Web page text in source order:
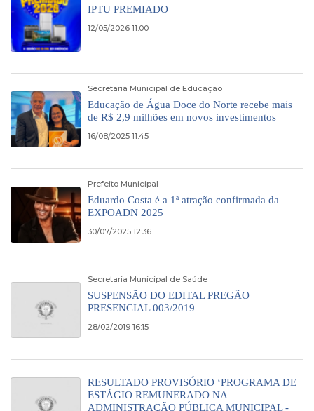
IPTU PREMIADO
12/05/2026 11:00
Secretaria Municipal de Educação
Educação de Água Doce do Norte recebe mais
de R$ 2,9 milhões em novos investimentos
16/08/2025 11:45
Prefeito Municipal
Eduardo Costa é a 1ª atração confirmada da
EXPOADN 2025
30/07/2025 12:36
Secretaria Municipal de Saúde
SUSPENSÃO DO EDITAL PREGÃO
PRESENCIAL 003/2019
28/02/2019 16:15
RESULTADO PROVISÓRIO ‘PROGRAMA DE
ESTÁGIO REMUNERADO NA
ADMINISTRAÇÃO PÚBLICA MUNICIPAL -